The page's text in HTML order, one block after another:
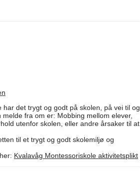
det trygt og godt på skolen, på vei til og
fra om er: Mobbing mellom elever,
utenfor skolen, eller andre årsaker til at
til et trygt og godt skolemiljø og
Kvalavåg Montessoriskole aktivitetsplikt